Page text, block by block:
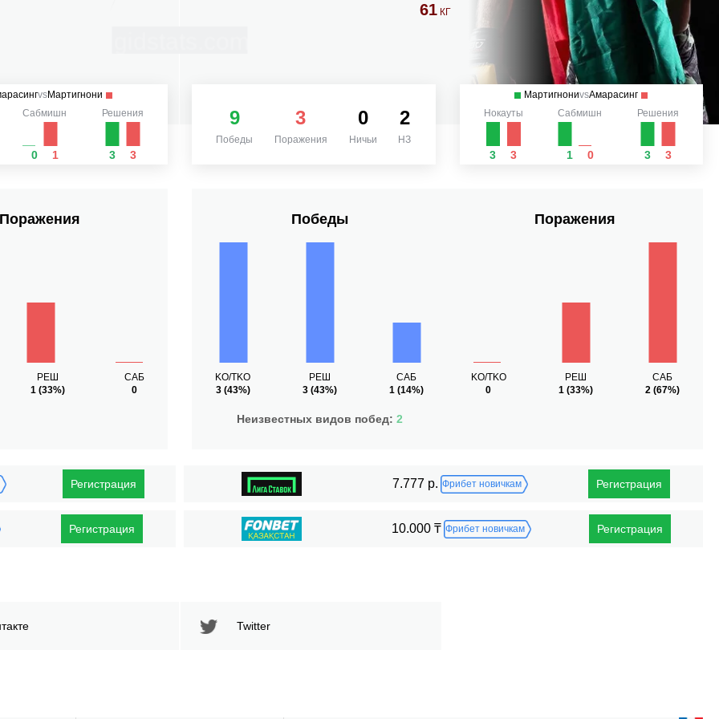
61КГ
vsМартигнони
Сабмишн
0 1
Решения
3 3
9
Победы
3
Поражения
0
Ничьи
2
НЗ
МартигнониvsАмарасинг
Нокауты
3 3
Сабмишн
1 0
Решения
3 3
Поражения
РЕШ
1(33%)
САБ
0
Победы
KO/TKO
3(43%)
РЕШ
3 (43%)
САБ
1 (14%)
Неизвестных видов побед: 2
Поражения
KO/TKO
0
РЕШ
1(33%)
САБ
2(67%)
Регистрация 7.777 р. Фрибет новичкам Регистрация
Регистрация 10.000 ₸ Фрибет новичкам Регистрация
Twitter